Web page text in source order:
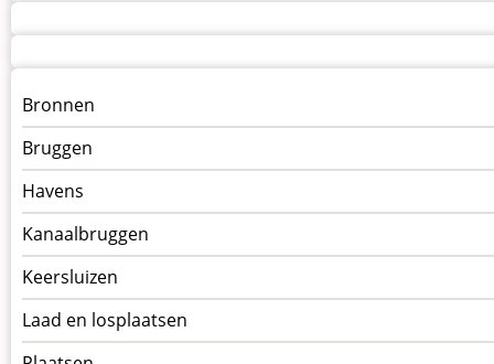
Menu
kunstwerken
op
kunstwerkpagina
Bronnen
Bruggen
Havens
Kanaalbruggen
Keersluizen
Laad en losplaatsen